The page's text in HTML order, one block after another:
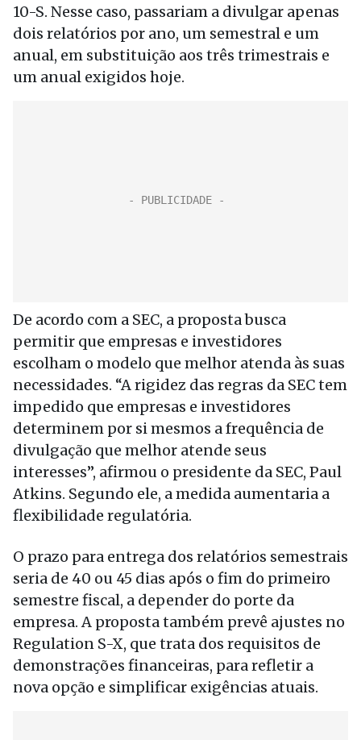
10-S. Nesse caso, passariam a divulgar apenas
dois relatórios por ano, um semestral e um
anual, em substituição aos três trimestrais e
um anual exigidos hoje.
De acordo com a SEC, a proposta busca
permitir que empresas e investidores
escolham o modelo que melhor atenda às suas
necessidades. “A rigidez das regras da SEC tem
impedido que empresas e investidores
determinem por si mesmos a frequência de
divulgação que melhor atende seus
interesses”, afirmou o presidente da SEC, Paul
Atkins. Segundo ele, a medida aumentaria a
flexibilidade regulatória.
O prazo para entrega dos relatórios semestrais
seria de 40 ou 45 dias após o fim do primeiro
semestre fiscal, a depender do porte da
empresa. A proposta também prevê ajustes no
Regulation S-X, que trata dos requisitos de
demonstrações financeiras, para refletir a
nova opção e simplificar exigências atuais.